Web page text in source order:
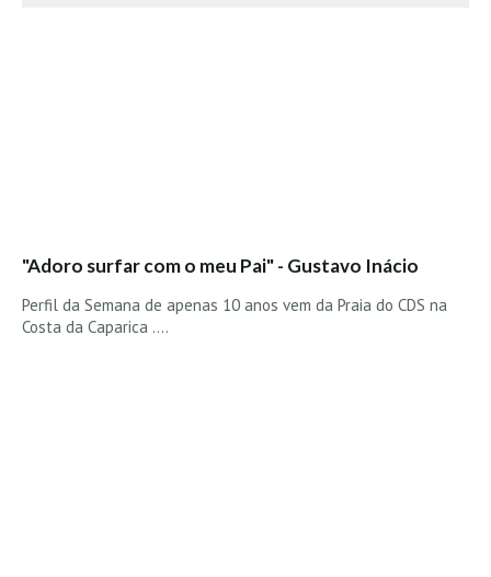
"Adoro surfar com o meu Pai" - Gustavo Inácio
Perfil da Semana de apenas 10 anos vem da Praia do CDS na
Costa da Caparica ....